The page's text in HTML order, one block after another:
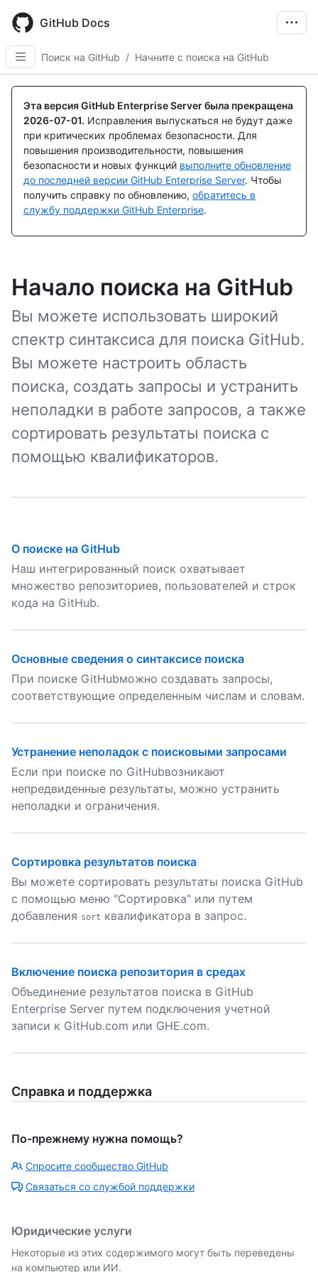
main
content
GitHub Docs
Поиск на GitHub / Начните с поиска на GitHub
Эта версия GitHub Enterprise Server была прекращена
2026-07-01. Исправления выпускаться не будут даже
при критических проблемах безопасности. Для
повышения производительности, повышения
безопасности и новых функций выполните обновление
до последней версии GitHub Enterprise Server. Чтобы
получить справку по обновлению, обратитесь в
службу поддержки GitHub Enterprise.
Начало поиска на GitHub
Вы можете использовать широкий
спектр синтаксиса для поиска GitHub.
Вы можете настроить область
поиска, создать запросы и устранить
неполадки в работе запросов, а также
сортировать результаты поиска с
помощью квалификаторов.
О поиске на GitHub
Наш интегрированный поиск охватывает
множество репозиториев, пользователей и строк
кода на GitHub.
Основные сведения о синтаксисе поиска
При поиске GitHubможно создавать запросы,
соответствующие определенным числам и словам.
Устранение неполадок с поисковыми запросами
Если при поиске по GitHubвозникают
непредвиденные результаты, можно устранить
неполадки и ограничения.
Сортировка результатов поиска
Вы можете сортировать результаты поиска GitHub
с помощью меню "Сортировка" или путем
добавления sort квалификатора в запрос.
Включение поиска репозитория в средах
Объединение результатов поиска в GitHub
Enterprise Server путем подключения учетной
записи к GitHub.com или GHE.com.
Справка и поддержка
По-прежнему нужна помощь?
Спросите сообщество GitHub
Связаться со службой поддержки
Юридические услуги
Некоторые из этих содержимого могут быть переведены
на компьютер или ИИ.